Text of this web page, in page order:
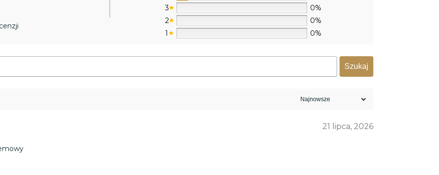
3
0%
2
0%
1
0%
Szukaj
21 lipca, 2026